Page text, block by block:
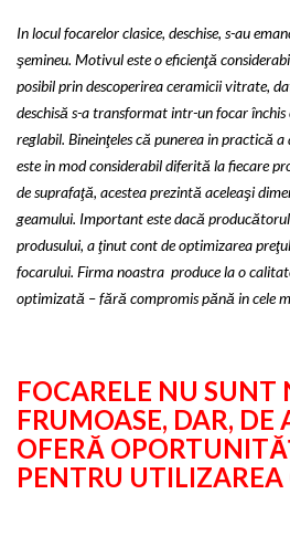
In locul focarelor clasice, deschise, s-au
şemineu. Motivul este o eficienţă
posibil prin descoperirea ceramicii vitrate,
deschisă s-a transformat intr-un focar închis
reglabil. Bineinţeles că punerea in practică
este in mod considerabil diferită la fiecare
de suprafaţă, acestea prezintă aceleaşi
geamului. Important este dacă
produsului, a ţinut cont de optimizarea
focarului. Firma noastra produce la o
optimizată – fără compromis pănă in cele
FOCARELE NU SUNT
FRUMOASE, DAR, DE
OFERĂ
PENTRU